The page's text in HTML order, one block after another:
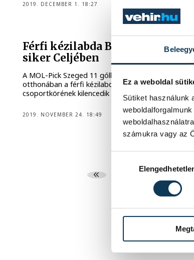
Ez a weboldal
Sütiket használunk
számukra vagy az
2019. DECEMBER 1. 18:27
Férfi kézilabda BL: fölényes
siker Celjében
A MOL-Pick Szeged 11 góllal nyert a szlovén RK
otthonában a férfi kézilabda Bajnokok Ligája
csoportkörének kilencedik fordulójában, vasárnap.
2019. NOVEMBER 24. 18:49